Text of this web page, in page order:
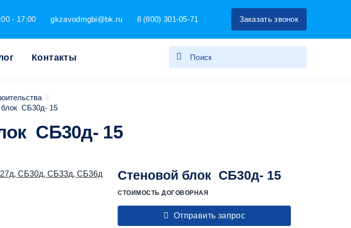
- 17:00 gkzavodmgbi@bk.ru 8 (800) 301-05-71 Заказать звонок
Контакты
блок СБ30д- 15
СБ30д- 15
Стеновой блок СБ30д- 15
СТОИМОСТЬ ДОГОВОРНАЯ
Отправить запрос